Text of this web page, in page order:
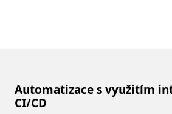
Automatizace s využitím
CI/CD